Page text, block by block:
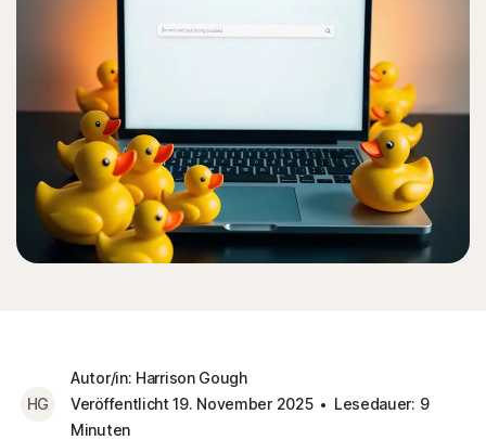
HG
Autor/in: Harrison Gough
Veröffentlicht 19. November 2025
Lesedauer: 9
Minuten